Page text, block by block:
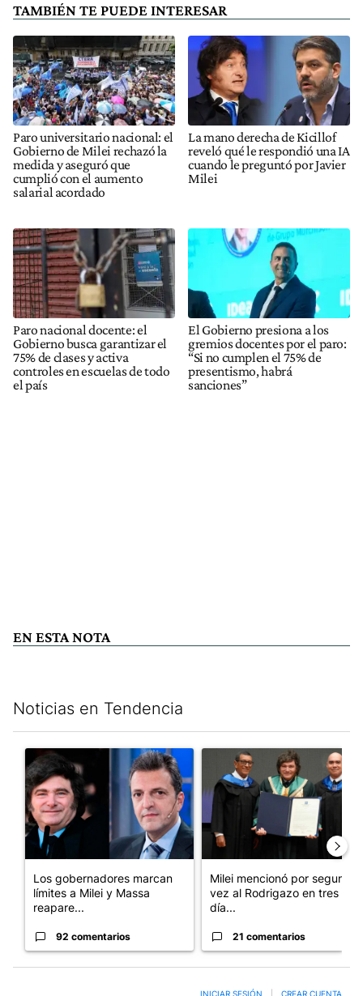
TAMBIÉN TE PUEDE INTERESAR
Paro universitario nacional: el
Gobierno de Milei rechazó la
medida y aseguró que
cumplió con el aumento
salarial acordado
La mano derecha de Kicillof
reveló qué le respondió una IA
cuando le preguntó por Javier
Milei
Paro nacional docente: el
Gobierno busca garantizar el
75% de clases y activa
controles en escuelas de todo
el país
El Gobierno presiona a los
gremios docentes por el paro:
“Si no cumplen el 75% de
presentismo, habrá
sanciones”
EN ESTA NOTA
Noticias en Tendencia
Un artículo de tendencia con el título "Los gobernadores
Los gobernadores marcan
límites a Milei y Massa
reapare...
92 comentarios
Un artículo de tendencia
Milei mencionó por segunda
vez al Rodrigazo en tres
día...
21 comentarios
INICIAR SESIÓN CREAR CUENTA